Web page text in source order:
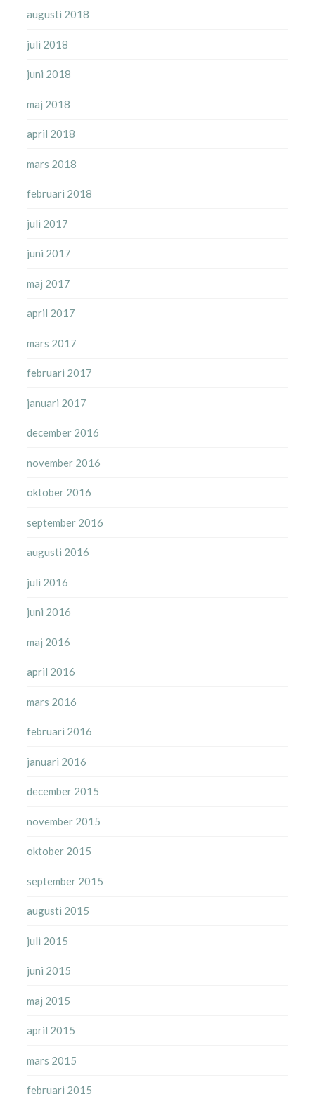
augusti 2018
juli 2018
juni 2018
maj 2018
april 2018
mars 2018
februari 2018
juli 2017
juni 2017
maj 2017
april 2017
mars 2017
februari 2017
januari 2017
december 2016
november 2016
oktober 2016
september 2016
augusti 2016
juli 2016
juni 2016
maj 2016
april 2016
mars 2016
februari 2016
januari 2016
december 2015
november 2015
oktober 2015
september 2015
augusti 2015
juli 2015
juni 2015
maj 2015
april 2015
mars 2015
februari 2015